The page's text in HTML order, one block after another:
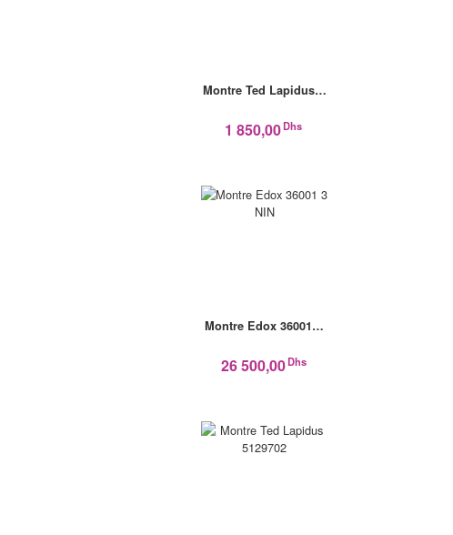
Montre Ted Lapidus…
1 850,00Dhs
Montre Edox 36001…
26 500,00Dhs